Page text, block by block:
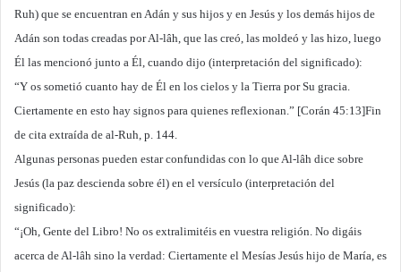
Ruh) que se encuentran en Adán y sus hijos y en Jesús y los demás hijos de
Adán son todas creadas por Al-lâh, que las creó, las moldeó y las hizo, luego
Él las mencionó junto a Él, cuando dijo (interpretación del significado):
“Y os sometió cuanto hay de Él en los cielos y la Tierra por Su gracia.
Ciertamente en esto hay signos para quienes reflexionan.” [Corán 45:13]Fin
de cita extraída de al-Ruh, p. 144.
Algunas personas pueden estar confundidas con lo que Al-lâh dice sobre
Jesús (la paz descienda sobre él) en el versículo (interpretación del
significado):
“¡Oh, Gente del Libro! No os extralimitéis en vuestra religión. No digáis
acerca de Al-lâh sino la verdad: Ciertamente el Mesías Jesús hijo de María, es